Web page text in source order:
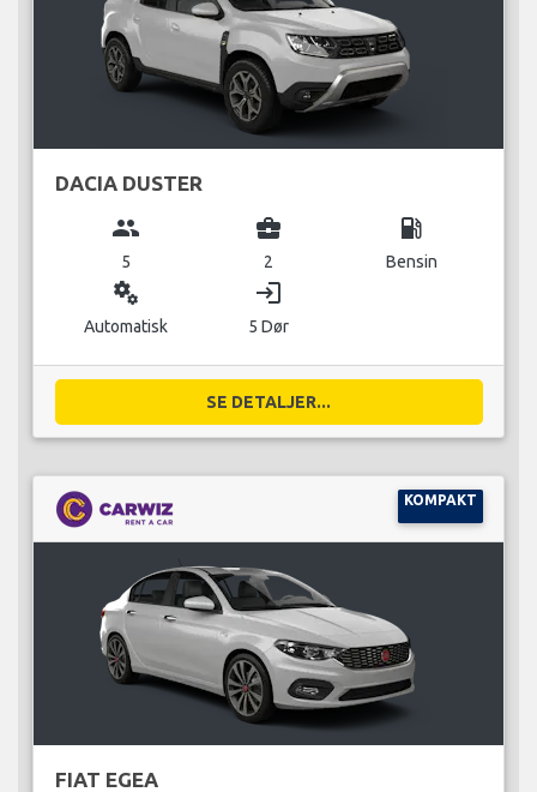
DACIA DUSTER
group
5
business_center
2
local_gas_station
Bensin
miscellaneous_services
Automatisk
login
5 Dør
SE DETALJER...
KOMPAKT
FIAT EGEA